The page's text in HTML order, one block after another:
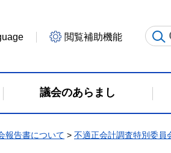
閲覧補助機能
議会のあらまし
報告書について > 不適正会計調査特別委員